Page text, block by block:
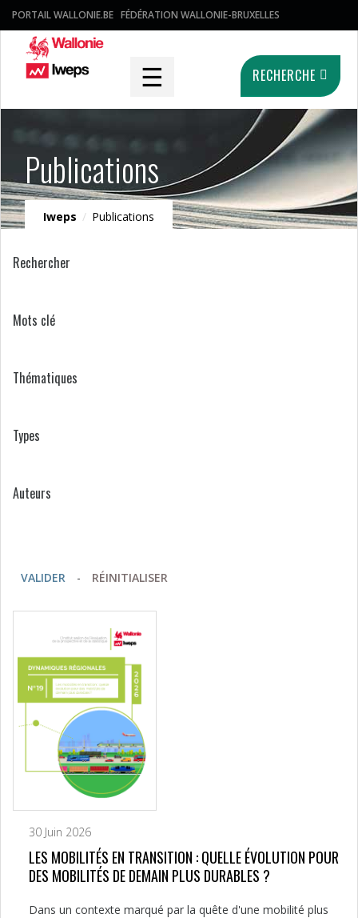
PORTAIL WALLONIE.BE FÉDÉRATION WALLONIE-BRUXELLES
☰ RECHERCHE
Publications
Iweps / Publications
Rechercher
Mots clé
Thématiques
Types
Auteurs
VALIDER - RÉINITIALISER
30 Juin 2026
LES MOBILITÉS EN TRANSITION : QUELLE ÉVOLUTION POUR
DES MOBILITÉS DE DEMAIN PLUS DURABLES ?
Dans un contexte marqué par la quête d'une mobilité plus